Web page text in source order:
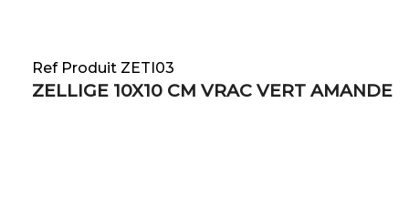
Ref Produit ZETI03
ZELLIGE 10X10 CM VRAC VERT AMANDE